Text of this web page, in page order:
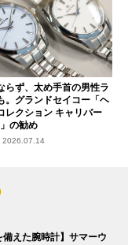
らず、太め手首の男性ラ
。グランドセイコー「ヘ
レクション キャリバー
の勧め
2026.07.14
備えた腕時計】サマーウ